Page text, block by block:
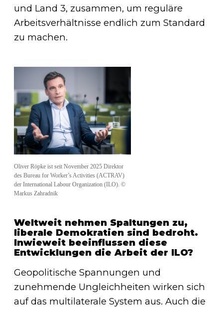
und Land 3, zusammen, um reguläre
Arbeitsverhältnisse endlich zum Standard
zu machen.
Oliver Röpke ist seit November 2025 Direktor
des Bureau for Worker’s Activities (ACTRAV)
der International Labour Organization (ILO). ©
Markus Zahradnik
Weltweit nehmen Spaltungen zu,
liberale Demokratien sind bedroht.
Inwieweit beeinflussen diese
Entwicklungen die Arbeit der ILO?
Geopolitische Spannungen und
zunehmende Ungleichheiten wirken sich
auf das multilaterale System aus. Auch die